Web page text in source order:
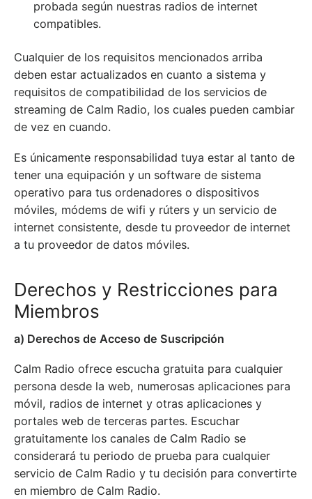
probada según nuestras radios de internet
compatibles.
Cualquier de los requisitos mencionados arriba
deben estar actualizados en cuanto a sistema y
requisitos de compatibilidad de los servicios de
streaming de Calm Radio, los cuales pueden cambiar
de vez en cuando.
Es únicamente responsabilidad tuya estar al tanto de
tener una equipación y un software de sistema
operativo para tus ordenadores o dispositivos
móviles, módems de wifi y rúters y un servicio de
internet consistente, desde tu proveedor de internet
a tu proveedor de datos móviles.
Derechos y Restricciones para
Miembros
a) Derechos de Acceso de Suscripción
Calm Radio ofrece escucha gratuita para cualquier
persona desde la web, numerosas aplicaciones para
móvil, radios de internet y otras aplicaciones y
portales web de terceras partes. Escuchar
gratuitamente los canales de Calm Radio se
considerará tu periodo de prueba para cualquier
servicio de Calm Radio y tu decisión para convertirte
en miembro de Calm Radio.